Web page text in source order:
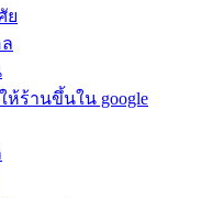
ย
ห้ร้านขึ้นใน google